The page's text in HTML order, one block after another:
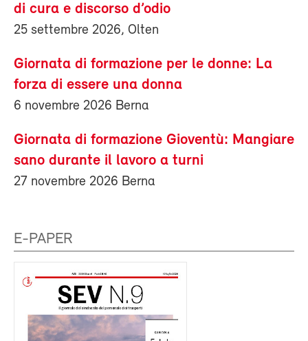
di cura e discorso d’odio
25 settembre 2026, Olten
Giornata di formazione per le donne: La
forza di essere una donna
6 novembre 2026 Berna
Giornata di formazione Gioventù: Mangiare
sano durante il lavoro a turni
27 novembre 2026 Berna
E-PAPER